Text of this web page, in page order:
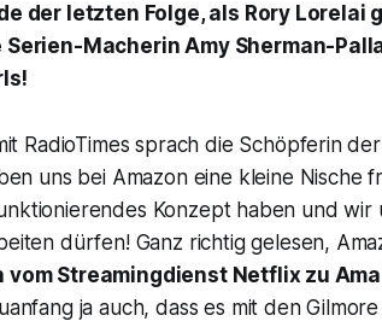
der letzten Folge, als Rory Lorelai
Serien-Macherin Amy Sherman-
RadioTimes sprach die Schöpferin
uns bei Amazon eine kleine Nische
Konzept haben und wir
dürfen!Ganz richtig gelesen,
Streamingdienst Netflix zu
ja auch, dass es mit den